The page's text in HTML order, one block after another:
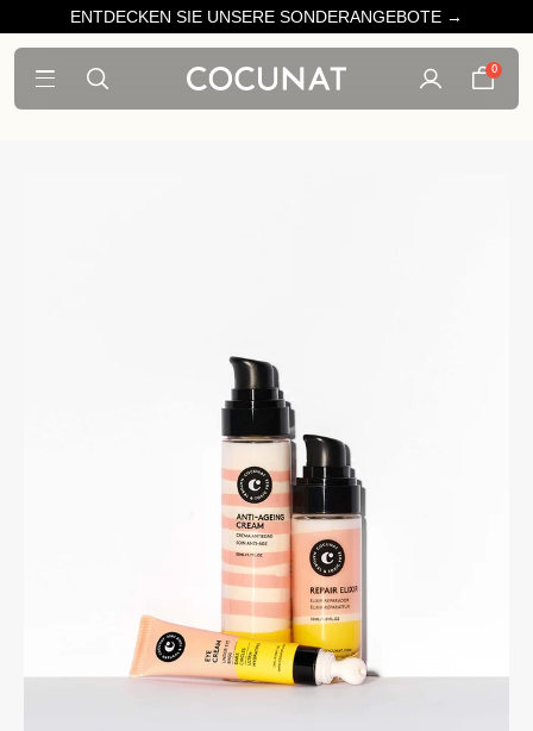
ENTDECKEN SIE UNSERE SONDERANGEBOTE →
0